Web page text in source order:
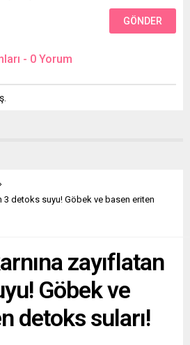
- 0 Yorum
3 detoks suyu! Göbek ve basen eriten
zayıflatan
Göbek ve
detoks suları!